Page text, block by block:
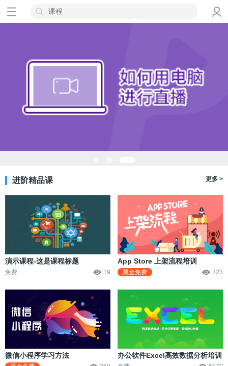
进阶精品课 更多 >
演示课程-这是课程标题
免费 19
App Store 上架流程培训
黑金免费 323
微信小程序学习方法 办公软件Excel高效数据分析培训